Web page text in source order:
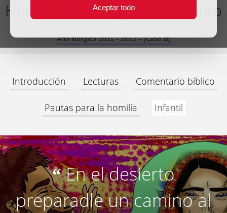
Aceptar todo
Homilía II Domingo de Adviento
Año litúrgico 2011 - 2012 - (Ciclo B)
Introducción Lecturas Comentario bíblico
Pautas para la homilía Infantil
“En el desierto
preparadle un camino al